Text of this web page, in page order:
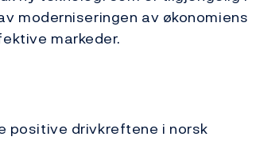
moderniseringen av økonomiens
markeder.
positive drivkreftene i norsk